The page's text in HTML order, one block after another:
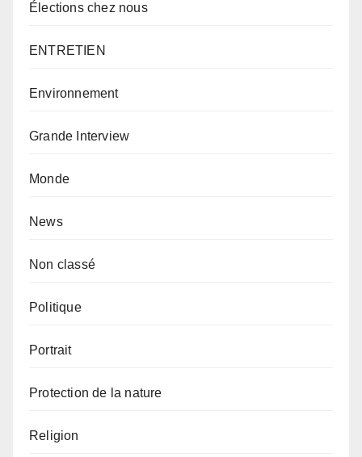
Élections chez nous
ENTRETIEN
Environnement
Grande Interview
Monde
News
Non classé
Politique
Portrait
Protection de la nature
Religion